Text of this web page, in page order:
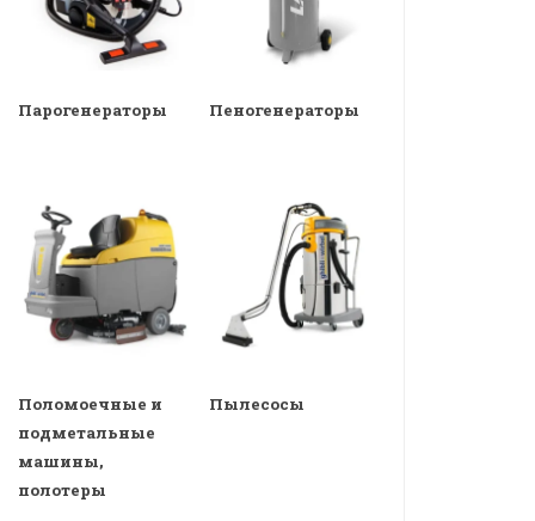
Парогенераторы Пеногенераторы
Поломоечные и
подметальные
машины,
полотеры
Пылесосы